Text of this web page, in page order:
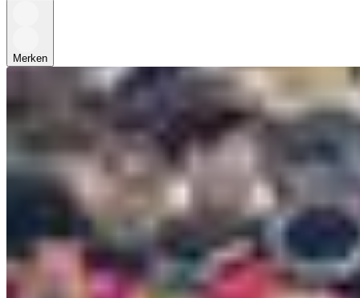
Merken